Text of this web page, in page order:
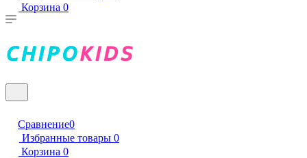
Корзина 0
Сравнение0
Избранные товары 0
Корзина 0